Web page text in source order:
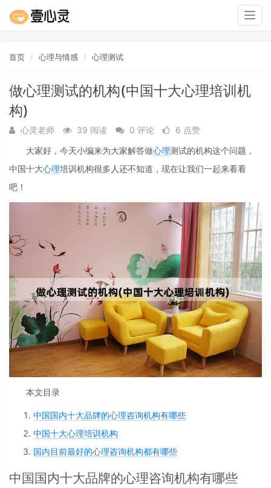
首页 心理与情感 心理测试
做心理测试的机构(中国十大心理培训机
构)
心灵老师 39 阅读 0 评论
6 点赞
大家好，今天小编来为大家解答做心理测试的机构这个问题，
中国十大心理培训机构很多人还不知道，现在让我们一起来看看
吧！
本文目录
中国国内十大品牌的心理咨询机构有哪些
中国十大心理培训机构
国内目前最好的心理咨询机构都有哪些
中国国内十大品牌的心理咨询机构有哪些